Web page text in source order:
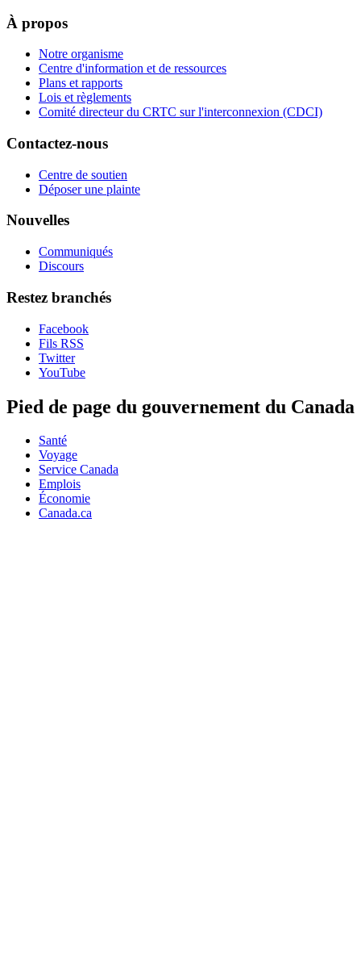
À propos
Notre organisme
Centre d'information et de ressources
Plans et rapports
Lois et règlements
Comité directeur du CRTC sur l'interconnexion (CDCI)
Contactez-nous
Centre de soutien
Déposer une plainte
Nouvelles
Communiqués
Discours
Restez branchés
Facebook
Fils RSS
Twitter
YouTube
Pied de page du gouvernement du Canada
Santé
Voyage
Service Canada
Emplois
Économie
Canada.ca